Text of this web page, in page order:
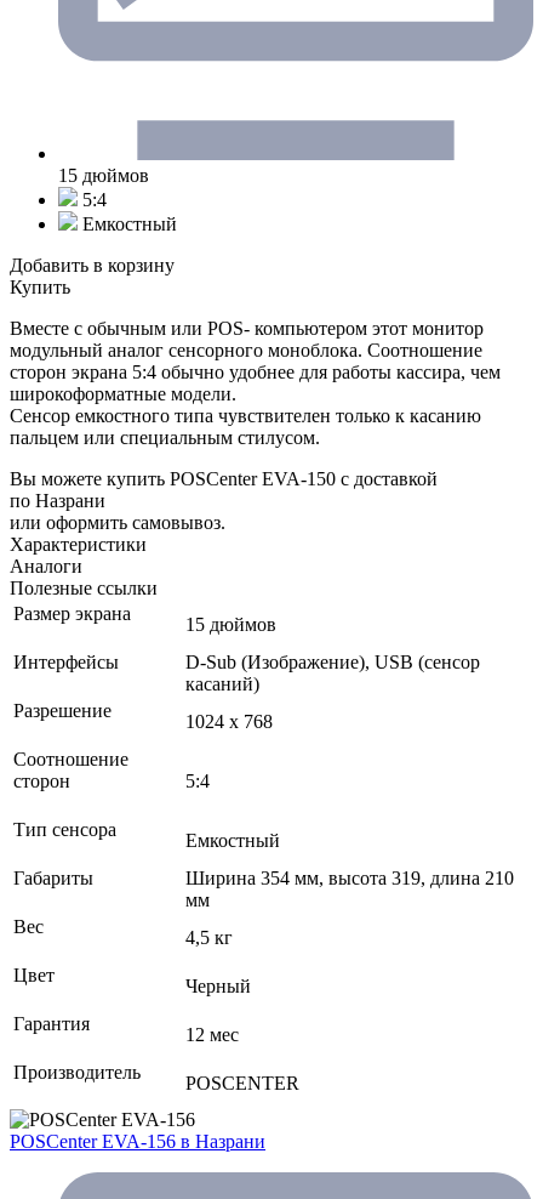
15 дюймов
5:4
Емкостный
Добавить в корзину
Купить
Вместе с обычным или POS- компьютером этот монитор
модульный аналог сенсорного моноблока. Соотношение
сторон экрана 5:4 обычно удобнее для работы кассира, чем
широкоформатные модели.
Сенсор емкостного типа чувствителен только к касанию
пальцем или специальным стилусом.
Вы можете купить POSCenter EVA-150 с доставкой
по Назрани
или оформить самовывоз.
Характеристики
Аналоги
Полезные ссылки
Размер экрана
15 дюймов
Интерфейсы
D-Sub (Изображение), USB (сенсор
касаний)
Разрешение
1024 x 768
Соотношение
сторон
5:4
Тип сенсора
Емкостный
Габариты
Ширина 354 мм, высота 319, длина 210
мм
Вес
4,5 кг
Цвет
Черный
Гарантия
12 мес
Производитель
POSCENTER
POSCenter EVA-156 в Назрани